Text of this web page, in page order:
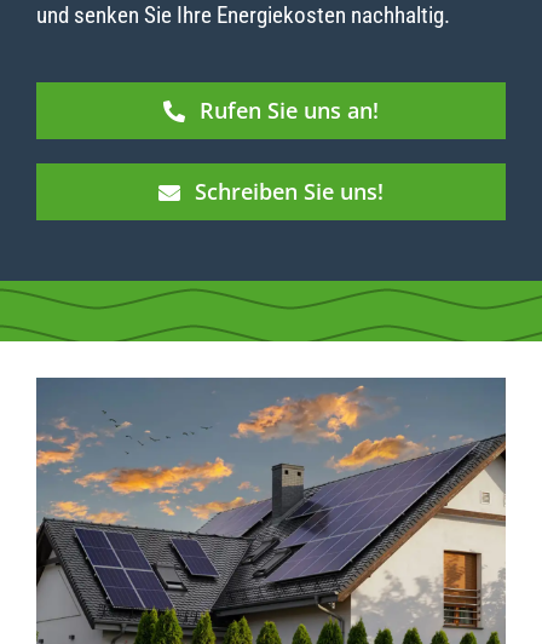
und senken Sie Ihre Energiekosten nachhaltig.
Rufen Sie uns an!
Schreiben Sie uns!